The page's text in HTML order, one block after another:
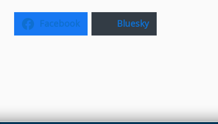
Facebook Bluesky